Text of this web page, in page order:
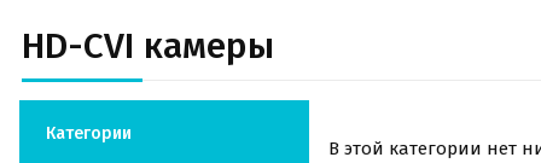
HD-СVI камеры
Категории
В этой категории нет